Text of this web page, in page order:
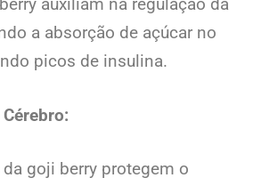
auxiliam na regulação da
a absorção de açúcar no
picos de insulina.
goji berry protegem o